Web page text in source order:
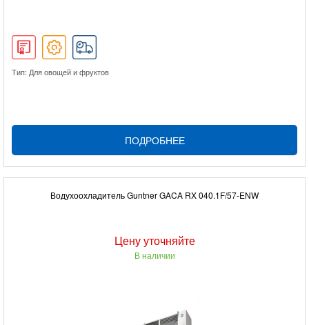
Тип: Для овощей и фруктов
ПОДРОБНЕЕ
Водухоохладитель Guntner GACA RX 040.1F/57-ENW
Цену уточняйте
В наличии